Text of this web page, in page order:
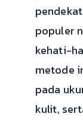
populer
kehati-
metode
pada
kulit,